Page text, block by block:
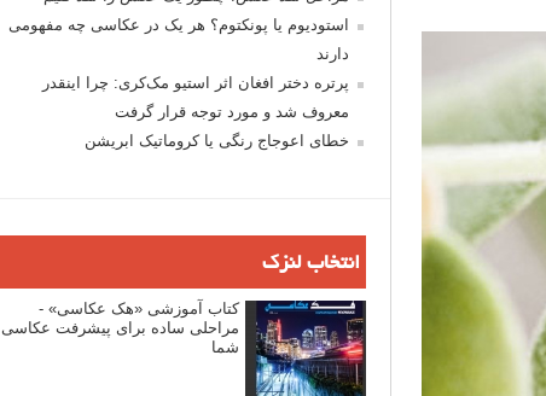
استودیوم یا پونکتوم؟ هر یک در عکاسی چه مفهومی
دارند
پرتره دختر افغان اثر استیو مک‌کری: چرا اینقدر
معروف شد و مورد توجه قرار گرفت
خطای اعوجاج رنگی یا کروماتیک ابریشن
انتخاب لنزک
کتاب آموزشی «هک عکاسی» -
مراحلی ساده برای پیشرفت عکاسی
شما